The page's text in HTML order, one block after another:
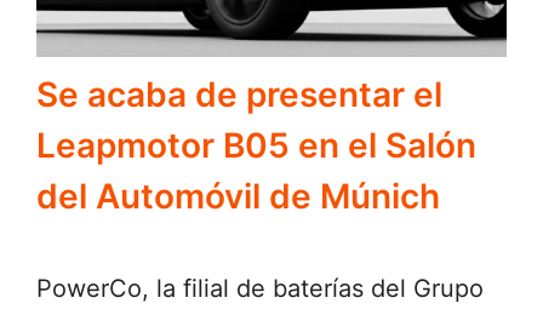
Se acaba de presentar el
Leapmotor B05 en el Salón
del Automóvil de Múnich
PowerCo, la filial de baterías del Grupo